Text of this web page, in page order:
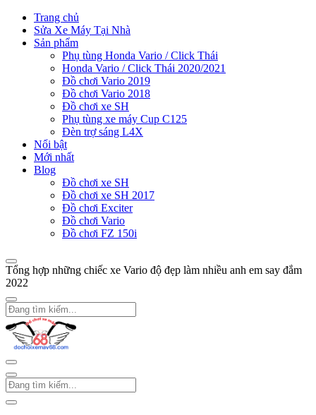
Trang chủ
Sửa Xe Máy Tại Nhà
Sản phẩm
Phụ tùng Honda Vario / Click Thái
Honda Vario / Click Thái 2020/2021
Đồ chơi Vario 2019
Đồ chơi Vario 2018
Đồ chơi xe SH
Phụ tùng xe máy Cup C125
Đèn trợ sáng L4X
Nổi bật
Mới nhất
Blog
Đồ chơi xe SH
Đồ chơi xe SH 2017
Đồ chơi Exciter
Đồ chơi Vario
Đồ chơi FZ 150i
Tổng hợp những chiếc xe Vario độ đẹp làm nhiều anh em say đắm
2022